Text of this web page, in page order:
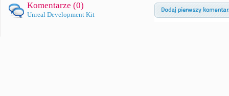
Komentarze (0)
Unreal Development Kit